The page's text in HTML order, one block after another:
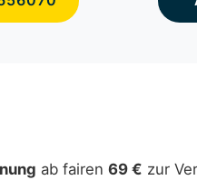
ab fairen 69 € zur